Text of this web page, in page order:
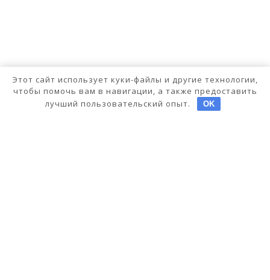
Этот сайт использует куки-файлы и другие технологии,
чтобы помочь вам в навигации, а также предоставить
лучший пользовательский опыт.
OK